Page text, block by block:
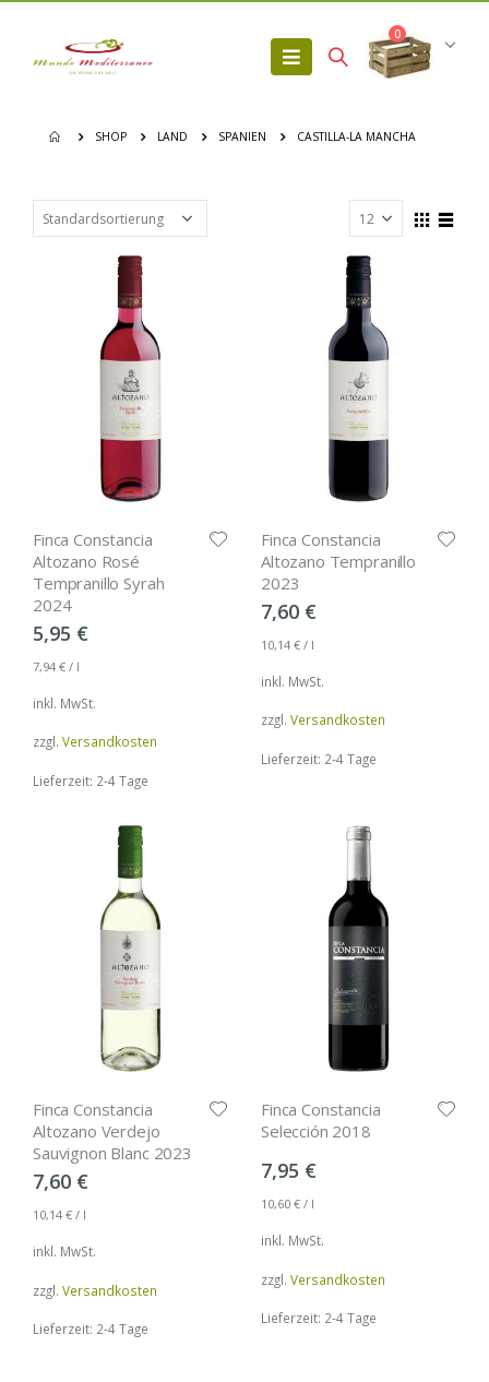
0
SHOP LAND SPANIEN CASTILLA-LA MANCHA
Finca Constancia
Altozano Rosé
Tempranillo Syrah
2024
5,95 €
7,94 € / l
inkl. MwSt.
zzgl. Versandkosten
Lieferzeit: 2-4 Tage
Finca Constancia
Altozano Tempranillo
2023
7,60 €
10,14 € / l
inkl. MwSt.
zzgl. Versandkosten
Lieferzeit: 2-4 Tage
Finca Constancia
Altozano Verdejo
Sauvignon Blanc 2023
7,60 €
10,14 € / l
inkl. MwSt.
zzgl. Versandkosten
Lieferzeit: 2-4 Tage
Finca Constancia
Selección 2018
7,95 €
10,60 € / l
inkl. MwSt.
zzgl. Versandkosten
Lieferzeit: 2-4 Tage